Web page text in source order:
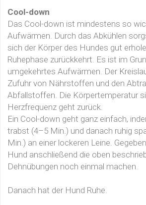
Cool-down
Das Cool-down ist mindestens so
Aufwärmen. Durch das Abkühlen
sich der Körper des Hundes gut
Ruhephase zurückkehrt. Es ist im
umgekehrtes Aufwärmen. Der
Zufuhr von Nährstoffen und den
Abfallstoffen. Die Körpertemperatur
Herzfrequenz geht zurück.
Ein Cool-down geht ganz einfach,
trabst (4–5 Min.) und danach ruhig
Min.) an einer lockeren Leine.
Hund anschließend die oben
Dehnübungen noch einmal machen.
Danach hat der Hund Ruhe.